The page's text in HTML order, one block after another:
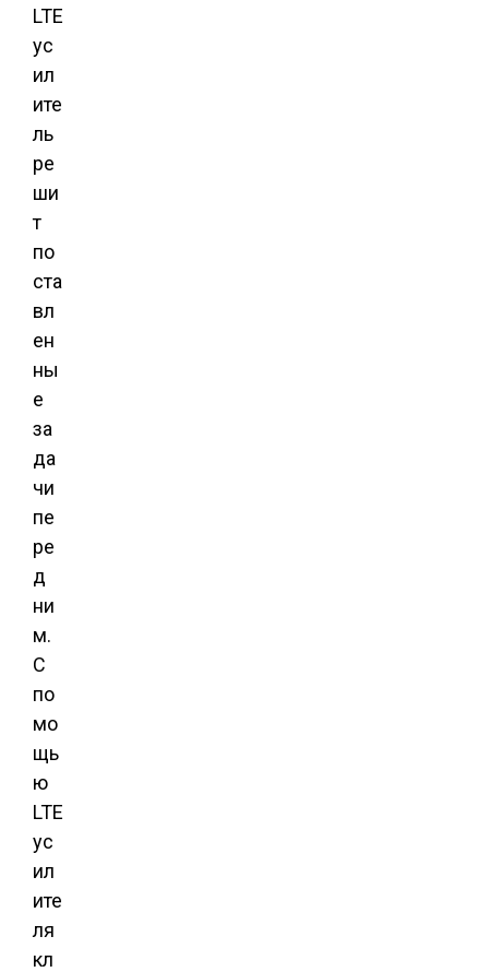
LTE
ус
ил
ите
ль
ре
ши
т
по
ста
вл
ен
ны
е
за
да
чи
пе
ре
д
ни
м.
С
по
мо
щь
ю
LTE
ус
ил
ите
ля
кл